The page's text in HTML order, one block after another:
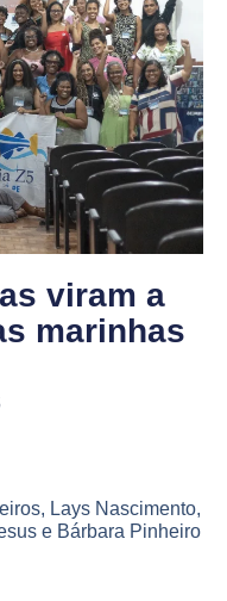
viram a
marinhas
Lays Nascimento,
e Bárbara Pinheiro